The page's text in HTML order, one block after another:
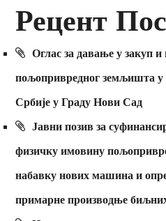
Рецент
Оглас за давање у закуп
пољопривредног земљишта у
Србије у Граду Нови Сад
Јавни позив за
физичку имовину
набавку нових машина и
примарне производње